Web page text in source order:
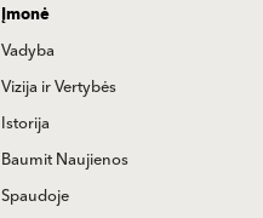
Ettevõte
Juhtimine
Visioon ja väärtused
Ajalugu
Baumiti uudised
Pressi vahendusel